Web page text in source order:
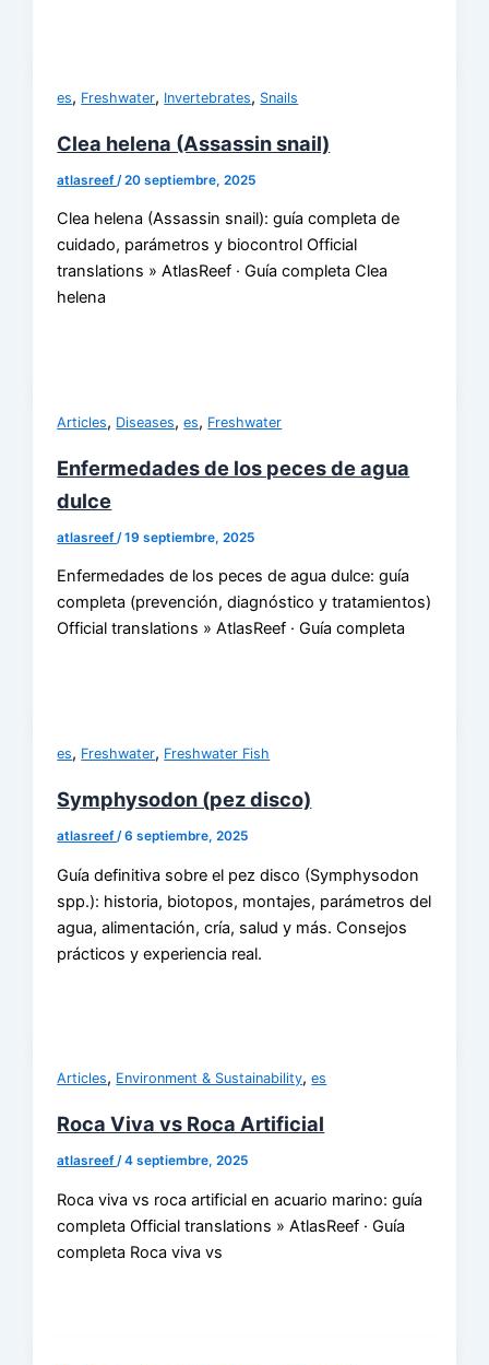
es, Freshwater, Invertebrates, Snails
Clea helena (Assassin snail)
atlasreef /20 septiembre, 2025
Clea helena (Assassin snail): guía completa de
cuidado, parámetros y biocontrol Official
translations » AtlasReef · Guía completa Clea
helena
Articles, Diseases,es, Freshwater
Enfermedades de los peces de agua
dulce
atlasreef/19 septiembre, 2025
Enfermedades de los peces de agua dulce: guía
completa (prevención, diagnóstico y tratamientos)
Official translations » AtlasReef · Guía completa
es, Freshwater, Freshwater Fish
Symphysodon (pez disco)
atlasreef/6 septiembre, 2025
Guía definitiva sobre el pez disco (Symphysodon
spp.): historia, biotopos, montajes, parámetros del
agua, alimentación, cría, salud y más. Consejos
prácticos y experiencia real.
Articles, Environment & Sustainability,es
Roca Viva vs Roca Artificial
atlasreef/4 septiembre, 2025
Roca viva vs roca artificial en acuario marino: guía
completa Official translations » AtlasReef · Guía
completa Roca viva vs